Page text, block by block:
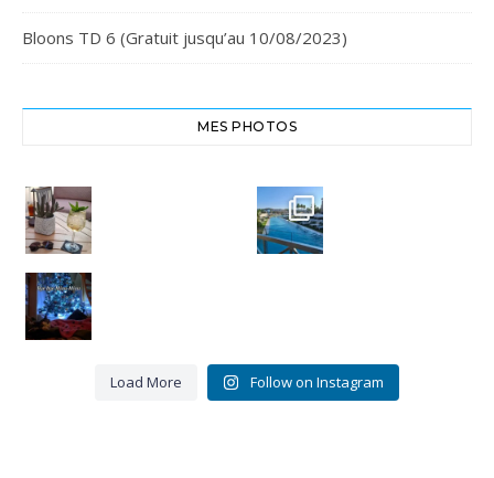
Bloons TD 6 (Gratuit jusqu’au 10/08/2023)
MES PHOTOS
Cheers,
santé
#chania
#crete
resort
3
0
Crête
Euphoria
Resort
Bye bye
Miou-
Miou.
Merci
Load More Follow on Instagram